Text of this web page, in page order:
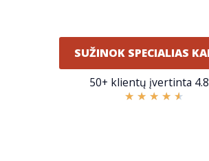
SUŽINOK SPECIALIAS
50+ klientų įvertinta
★ ★ ★ ★ ★